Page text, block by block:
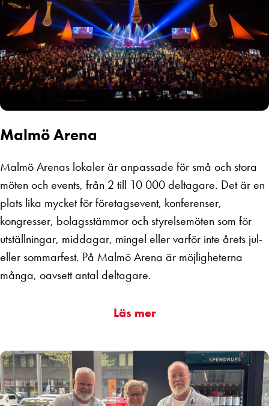
Malmö Arena
Malmö Arenas lokaler är anpassade för små och stora
möten och events, från 2 till 10 000 deltagare. Det är en
plats lika mycket för företagsevent, konferenser,
kongresser, bolagsstämmor och styrelsemöten som för
utställningar, middagar, mingel eller varför inte årets jul-
eller sommarfest. På Malmö Arena är möjligheterna
många, oavsett antal deltagare.
Läs mer